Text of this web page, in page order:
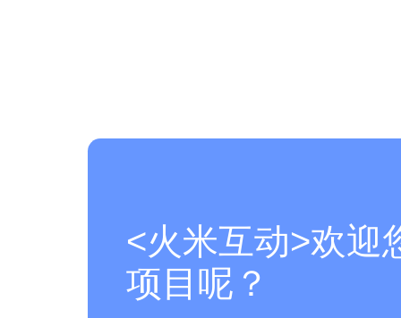
<火米互动>欢迎
项目呢？